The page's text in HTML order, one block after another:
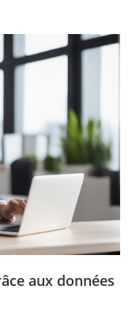
aux données